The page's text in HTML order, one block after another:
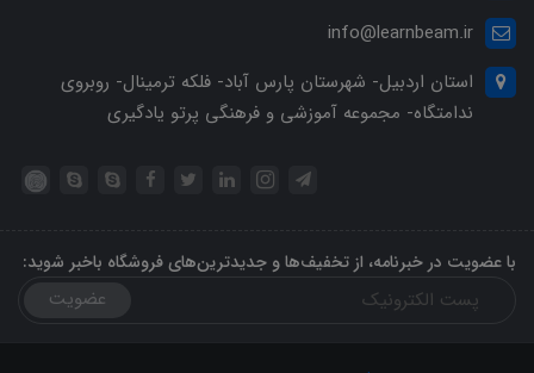
info@learnbeam.ir
استان اردبیل- شهرستان پارس آباد- فلکه ترمینال- روبروی
ندامتگاه- مجموعه آموزشی و فرهنگی پرتو یادگیری
با عضویت در خبرنامه، از تخفیف‌ها و جدیدترین‌های فروشگاه باخبر شوید:
عضویت